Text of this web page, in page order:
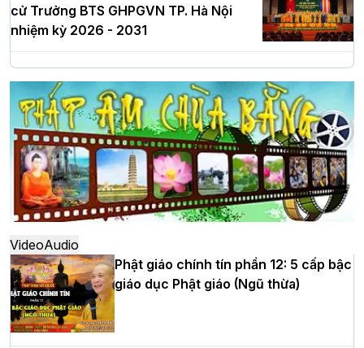
cử Trưởng BTS GHPGVN TP. Hà Nội
nhiệm kỳ 2026 - 2031
Hà Nội: Long trọng lễ khởi công xây
dựng Trung tâm văn hóa Phật giáo Thủ
đô
Hà Nội: Ngày tu học cuối cùng khép lại
khóa sinh hoạt Phật pháp mùa hè lần
thứ XIV tại chùa Bằng
Học yêu thương trong ngày tu tập thứ
tư của Khóa sinh hoạt Phật pháp mùa
hè tại chùa Bằng
VideoAudio
Phật giáo chính tín phần 12: 5 cấp bậc
giáo dục Phật giáo (Ngũ thừa)